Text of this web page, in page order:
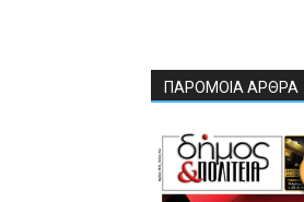
ΠΑΡΟΜΟΙΑ ΑΡΘΡΑ